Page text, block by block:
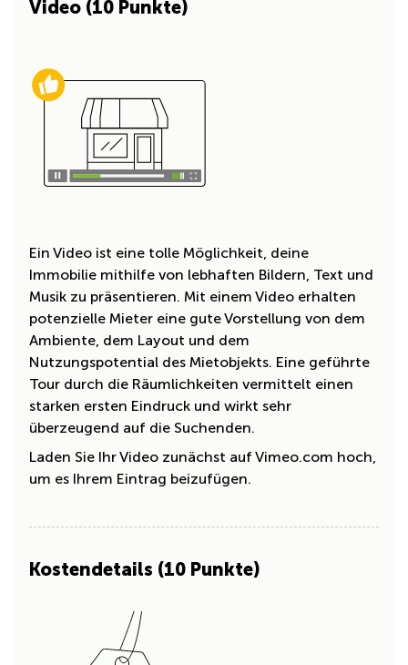
Video (10 Punkte)
Ein Video ist eine tolle Möglichkeit, deine
Immobilie mithilfe von lebhaften Bildern, Text und
Musik zu präsentieren. Mit einem Video erhalten
potenzielle Mieter eine gute Vorstellung von dem
Ambiente, dem Layout und dem
Nutzungspotential des Mietobjekts. Eine geführte
Tour durch die Räumlichkeiten vermittelt einen
starken ersten Eindruck und wirkt sehr
überzeugend auf die Suchenden.
Laden Sie Ihr Video zunächst auf Vimeo.com hoch,
um es Ihrem Eintrag beizufügen.
Kostendetails (10 Punkte)